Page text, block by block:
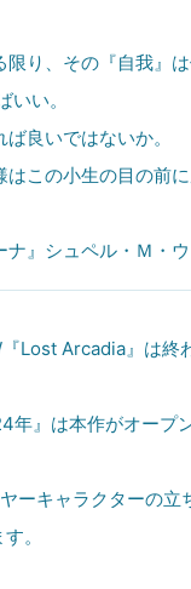
り、その『自我』
いい。
良いではないか。
この小生の目の前に
』シュペル・Ｍ・ウ
Lost Arcadia』は終
』は本作がオープ
ーキャラクターの
。